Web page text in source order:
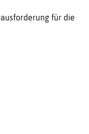
für die